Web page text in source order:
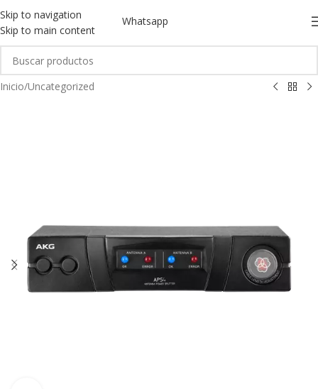
Skip to navigation
Skip to main content
Whatsapp
Inicio/Uncategorized